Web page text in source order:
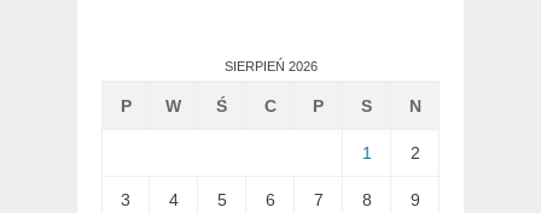
SIERPIEŃ 2026
P W Ś C P S N
1 2
3 4 5 6 7 8 9